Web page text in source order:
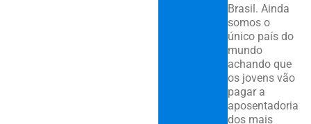
Brasil. Ainda
somos o
único país do
mundo
achando que
os jovens vão
pagar a
aposentadoria
dos mais